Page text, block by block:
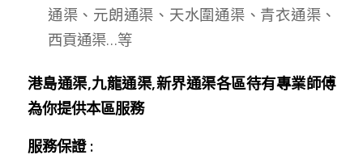
通渠、元朗通渠、天水圍通渠、青衣通渠、
西貢通渠…等
港島通渠,九龍通渠,新界通渠各區待有專業師傅
為你提供本區服務
服務保證 :